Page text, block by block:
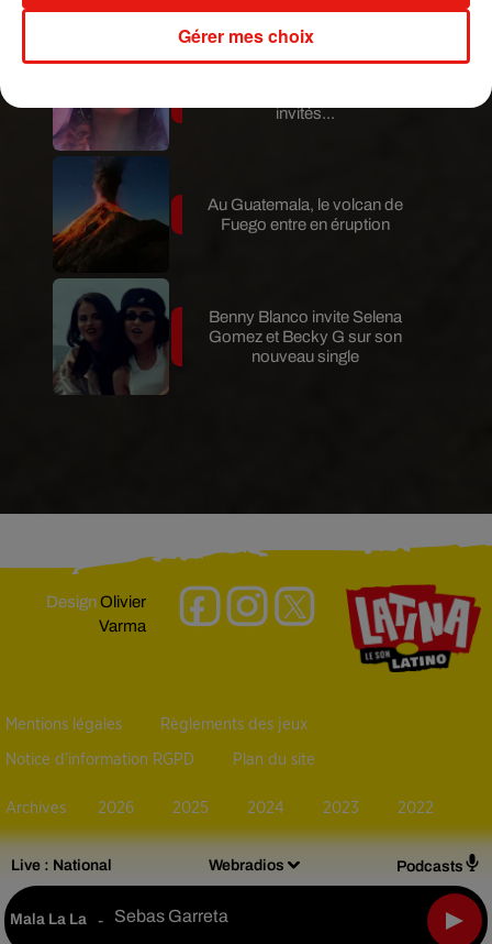
Live : National Webradios Podcasts
Mala La La - Sebas Garreta
invités...
Au Guatemala, le volcan de
Fuego entre en éruption
Benny Blanco invite Selena
Gomez et Becky G sur son
nouveau single
DesignOlivier
Varma
Mentions légales Règlements des jeux
Notice d’information RGPD Plan du site
Archives 2026 2025 2024 2023 2022
Gérer mes choix